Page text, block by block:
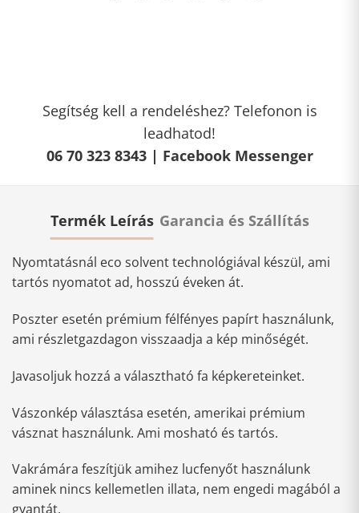
Segítség kell a rendeléshez? Telefonon is
leadhatod!
06 70 323 8343 | Facebook Messenger
Termék Leírás Garancia és Szállítás
Nyomtatásnál eco solvent technológiával készül, ami
tartós nyomatot ad, hosszú éveken át.
Poszter esetén prémium félfényes papírt használunk,
ami részletgazdagon visszaadja a kép minőségét.
Javasoljuk hozzá a választható fa képkereteinket.
Vászonkép választása esetén, amerikai prémium
vásznat használunk. Ami mosható és tartós.
Vakrámára feszítjük amihez lucfenyőt használunk
aminek nincs kellemetlen illata, nem engedi magából a
gyantát.